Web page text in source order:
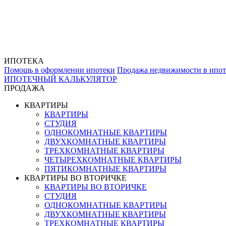
ИПОТЕКА
Помощь в оформлении ипотеки Продажа недвижимости в
ИПОТЕЧНЫЙ КАЛЬКУЛЯТОР
ПРОДАЖА
КВАРТИРЫ
КВАРТИРЫ
СТУДИЯ
ОДНОКОМНАТНЫЕ КВАРТИРЫ
ДВУХКОМНАТНЫЕ КВАРТИРЫ
ТРЕХКОМНАТНЫЕ КВАРТИРЫ
ЧЕТЫРЕХКОМНАТНЫЕ КВАРТИРЫ
ПЯТИКОМНАТНЫЕ КВАРТИРЫ
КВАРТИРЫ ВО ВТОРИЧКЕ
КВАРТИРЫ ВО ВТОРИЧКЕ
СТУДИЯ
ОДНОКОМНАТНЫЕ КВАРТИРЫ
ДВУХКОМНАТНЫЕ КВАРТИРЫ
ТРЕХКОМНАТНЫЕ КВАРТИРЫ